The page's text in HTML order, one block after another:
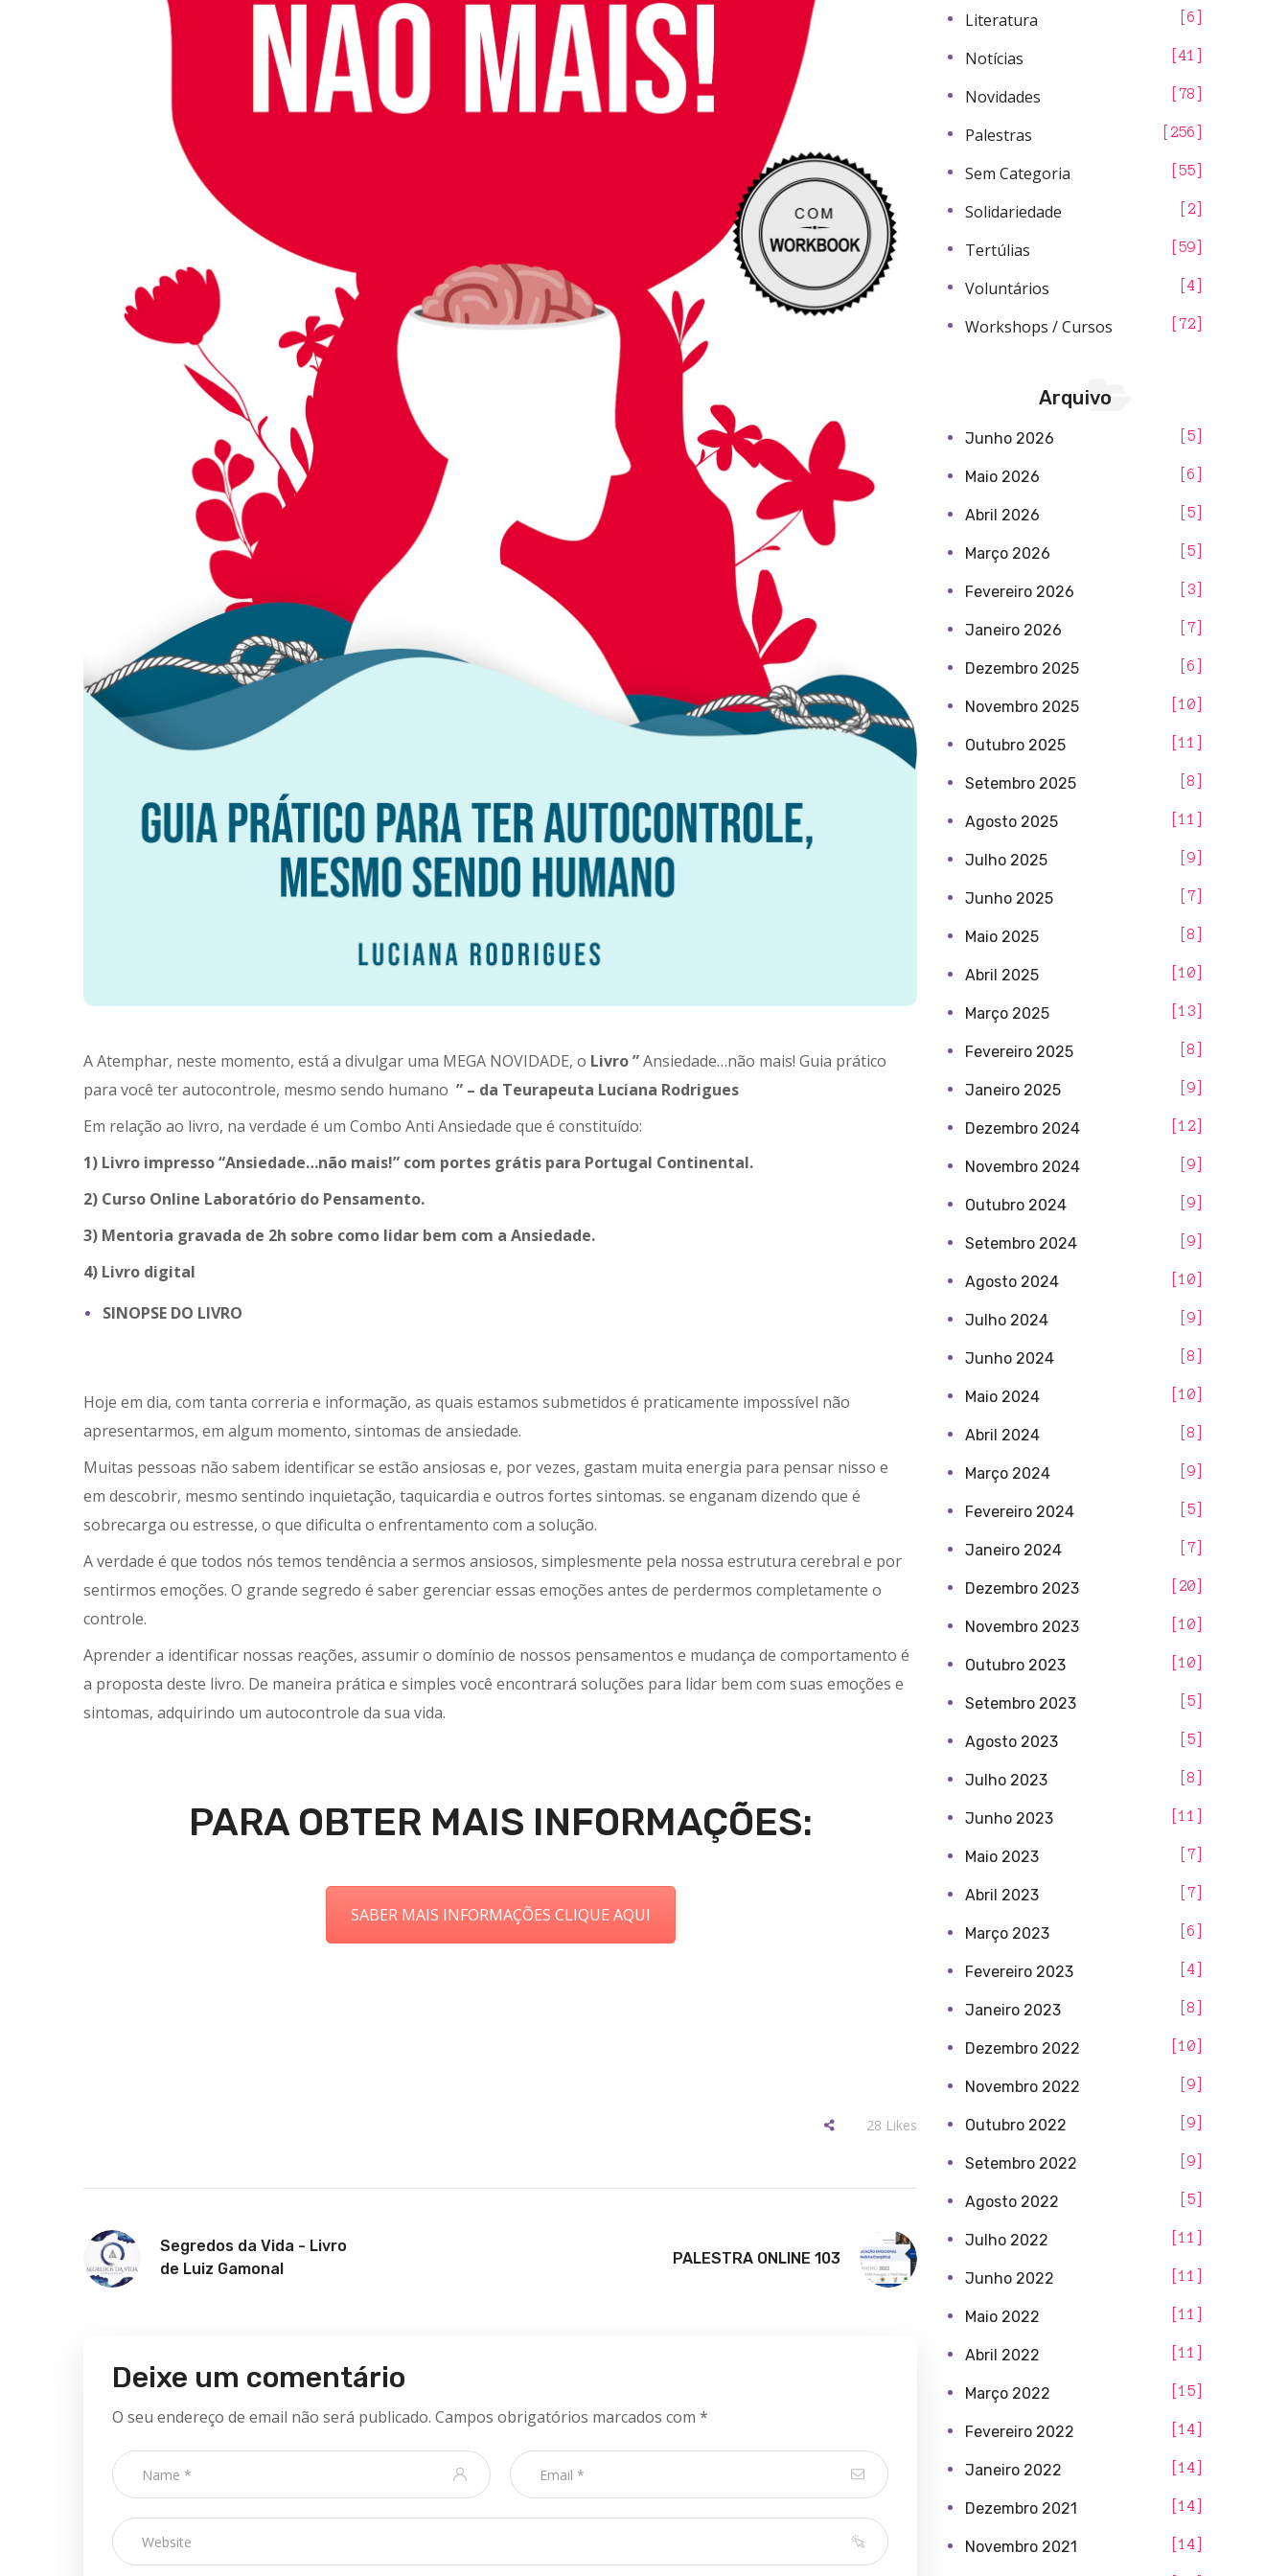
A Atemphar, neste momento, está a divulgar uma MEGA NOVIDADE, o Livro”Ansiedade…não mais! Guia prático
para você ter autocontrole, mesmo sendo humano ” – da Teurapeuta Luciana Rodrigues
Em relação ao livro, na verdade é um Combo Anti Ansiedade que é constituído:
1) Livro impresso “Ansiedade…não mais!” com portes grátis para Portugal Continental.
2) Curso Online Laboratório do Pensamento.
3) Mentoria gravada de 2h sobre como lidar bem com a Ansiedade.
4) Livro digital
SINOPSE DO LIVRO
Hoje em dia, com tanta correria e informação, as quais estamos submetidos é praticamente impossível não
apresentarmos, em algum momento, sintomas de ansiedade.
Muitas pessoas não sabem identificar se estão ansiosas e, por vezes, gastam muita energia para pensar nisso e
em descobrir, mesmo sentindo inquietação, taquicardia e outros fortes sintomas. se enganam dizendo que é
sobrecarga ou estresse, o que dificulta o enfrentamento com a solução.
A verdade é que todos nós temos tendência a sermos ansiosos, simplesmente pela nossa estrutura cerebral e por
sentirmos emoções. O grande segredo é saber gerenciar essas emoções antes de perdermos completamente o
controle.
Aprender a identificar nossas reações, assumir o domínio de nossos pensamentos e mudança de comportamento é
a proposta deste livro. De maneira prática e simples você encontrará soluções para lidar bem com suas emoções e
sintomas, adquirindo um autocontrole da sua vida.
PARA OBTER MAIS INFORMAÇÕES:
SABER MAIS INFORMAÇÕES CLIQUE AQUI
28 Likes
Segredos da Vida - Livro
de Luiz Gamonal
PALESTRA ONLINE 103
Deixe um comentário
O seu endereço de email não será publicado. Campos obrigatórios marcados com *
Literatura 6
Notícias 41
Novidades 78
Palestras 256
Sem Categoria 55
Solidariedade 2
Tertúlias 59
Voluntários 4
Workshops / Cursos 72
Arquivo
Junho 2026 5
Maio 2026 6
Abril 2026 5
Março 2026 5
Fevereiro 2026 3
Janeiro 2026 7
Dezembro 2025 6
Novembro 2025 10
Outubro 2025 11
Setembro 2025 8
Agosto 2025 11
Julho 2025 9
Junho 2025 7
Maio 2025 8
Abril 2025 10
Março 2025 13
Fevereiro 2025 8
Janeiro 2025 9
Dezembro 2024 12
Novembro 2024 9
Outubro 2024 9
Setembro 2024 9
Agosto 2024 10
Julho 2024 9
Junho 2024 8
Maio 2024 10
Abril 2024 8
Março 2024 9
Fevereiro 2024 5
Janeiro 2024 7
Dezembro 2023 20
Novembro 2023 10
Outubro 2023 10
Setembro 2023 5
Agosto 2023 5
Julho 2023 8
Junho 2023 11
Maio 2023 7
Abril 2023 7
Março 2023 6
Fevereiro 2023 4
Janeiro 2023 8
Dezembro 2022 10
Novembro 2022 9
Outubro 2022 9
Setembro 2022 9
Agosto 2022 5
Julho 2022 11
Junho 2022 11
Maio 2022 11
Abril 2022 11
Março 2022 15
Fevereiro 2022 14
Janeiro 2022 14
Dezembro 2021 14
Novembro 2021 14